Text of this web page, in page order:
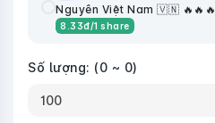
Nguyên Việt Nam 🇻🇳 🔥🔥🔥
8.33đ/1 share
Số lượng: (0 ~ 0)